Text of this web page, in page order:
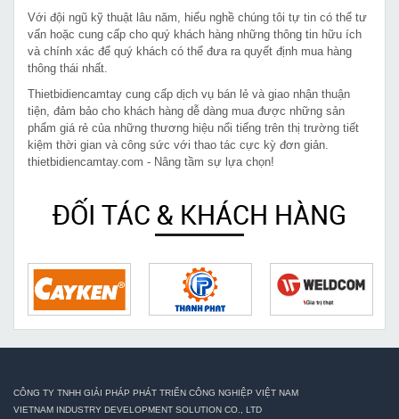
Với đội ngũ kỹ thuật lâu năm, hiểu nghề chúng tôi tự tin có thể tư
vấn hoặc cung cấp cho quý khách hàng những thông tin hữu ích
và chính xác để quý khách có thể đưa ra quyết định mua hàng
thông thái nhất.
Thietbidiencamtay cung cấp dịch vụ bán lẻ và giao nhận thuận
tiện, đảm bảo cho khách hàng dễ dàng mua được những sản
phẩm giá rẻ của những thương hiệu nổi tiếng trên thị trường tiết
kiệm thời gian và công sức với thao tác cực kỳ đơn giản.
thietbidiencamtay.com - Nâng tầm sự lựa chọn!
ĐỐI TÁC & KHÁCH HÀNG
CÔNG TY TNHH GIẢI PHÁP PHÁT TRIỂN CÔNG NGHIỆP VIỆT NAM
VIETNAM INDUSTRY DEVELOPMENT SOLUTION CO., LTD